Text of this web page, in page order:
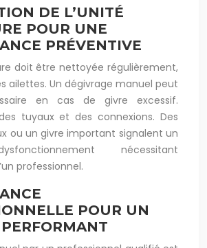
DE L’UNITÉ
POUR UNE
PRÉVENTIVE
doit être nettoyée régulièrement,
ailettes. Un dégivrage manuel peut
en cas de givre excessif.
tuyaux et des connexions. Des
ou un givre important signalent un
nécessitant
professionnel.
POUR UN